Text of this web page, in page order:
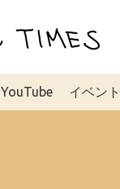
YouTube イベント